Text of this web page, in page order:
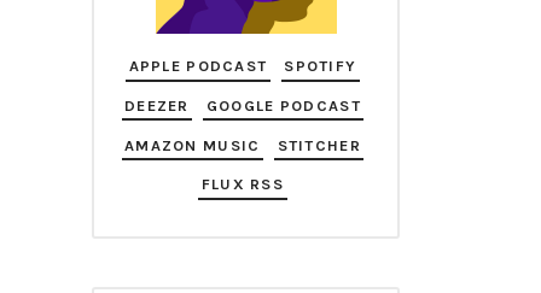
APPLE PODCAST SPOTIFY
DEEZER GOOGLE PODCAST
AMAZON MUSIC STITCHER
FLUX RSS